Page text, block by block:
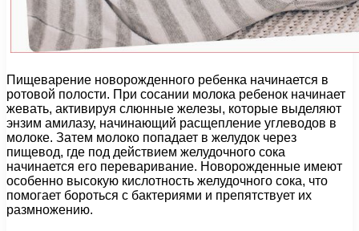
Пищеварение новорожденного ребенка начинается в
ротовой полости. При сосании молока ребенок начинает
жевать, активируя слюнные железы, которые выделяют
энзим амилазу, начинающий расщепление углеводов в
молоке. Затем молоко попадает в желудок через
пищевод, где под действием желудочного сока
начинается его переваривание. Новорожденные имеют
особенно высокую кислотность желудочного сока, что
помогает бороться с бактериями и препятствует их
размножению.